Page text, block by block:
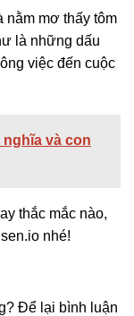
nằm mơ thấy tôm
là những dấu
việc đến cuộc
nghĩa và con
thắc mắc nào,
nhé!
Để lại bình luận